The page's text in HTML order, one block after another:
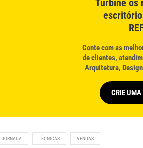
Turbine os
escritório
Conte com as
de clientes,
Arquitetura,
CRIE
JORNADA TÉCNICAS VENDAS